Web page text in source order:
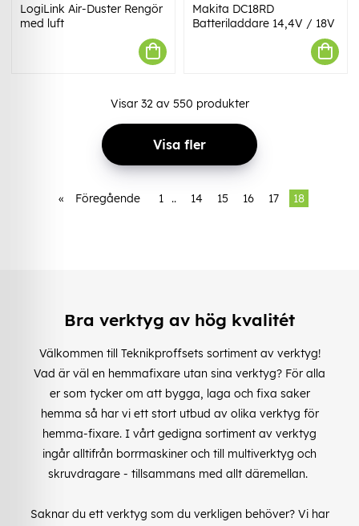
LogiLink Air-Duster Rengör
med luft
Makita DC18RD
Batteriladdare 14,4V / 18V
Visar 32av 550 produkter
Visa fler
« Föregående 1 .. 14 15 16 17 18
Bra verktyg av hög kvalitét
Välkommen till Teknikproffsets sortiment av verktyg!
Vad är väl en hemmafixare utan sina verktyg? För alla
er som tycker om att bygga, laga och fixa saker
hemma så har vi ett stort utbud av olika verktyg för
hemma-fixare. I vårt gedigna sortiment av verktyg
ingår alltifrån borrmaskiner och till multiverktyg och
skruvdragare - tillsammans med allt däremellan.
Saknar du ett verktyg som du verkligen behöver? Vi har